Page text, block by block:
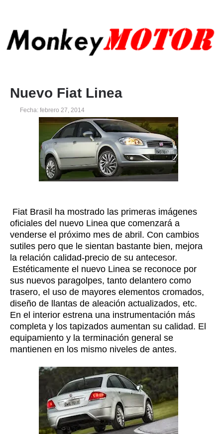
Nuevo Fiat Linea
Fecha: febrero 27, 2014
Fiat Brasil ha mostrado las primeras imágenes
oficiales del nuevo Linea que comenzará a
venderse el próximo mes de abril. Con cambios
sutiles pero que le sientan bastante bien, mejora
la relación calidad-precio de su antecesor.
Estéticamente el nuevo Linea se reconoce por
sus nuevos paragolpes, tanto delantero como
trasero, el uso de mayores elementos cromados,
diseño de llantas de aleación actualizados, etc.
En el interior estrena una instrumentación más
completa y los tapizados aumentan su calidad. El
equipamiento y la terminación general se
mantienen en los mismo niveles de antes.